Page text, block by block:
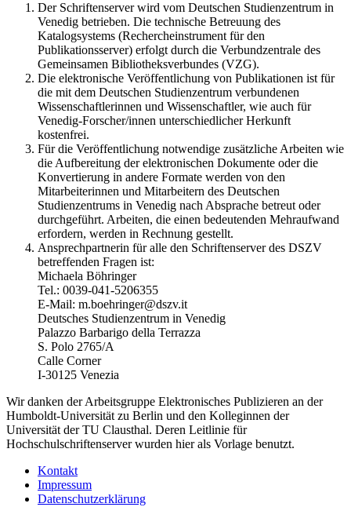
Der Schriftenserver wird vom Deutschen Studienzentrum in
Venedig betrieben. Die technische Betreuung des
Katalogsystems (Rechercheinstrument für den
Publikationsserver) erfolgt durch die Verbundzentrale des
Gemeinsamen Bibliotheksverbundes (VZG).
Die elektronische Veröffentlichung von Publikationen ist für
die mit dem Deutschen Studienzentrum verbundenen
Wissenschaftlerinnen und Wissenschaftler, wie auch für
Venedig-Forscher/innen unterschiedlicher Herkunft
kostenfrei.
Für die Veröffentlichung notwendige zusätzliche Arbeiten wie
die Aufbereitung der elektronischen Dokumente oder die
Konvertierung in andere Formate werden von den
Mitarbeiterinnen und Mitarbeitern des Deutschen
Studienzentrums in Venedig nach Absprache betreut oder
durchgeführt. Arbeiten, die einen bedeutenden Mehraufwand
erfordern, werden in Rechnung gestellt.
Ansprechpartnerin für alle den Schriftenserver des DSZV
betreffenden Fragen ist:
Michaela Böhringer
Tel.: 0039-041-5206355
E-Mail: m.boehringer@dszv.it
Deutsches Studienzentrum in Venedig
Palazzo Barbarigo della Terrazza
S. Polo 2765/A
Calle Corner
I-30125 Venezia
Wir danken der Arbeitsgruppe Elektronisches Publizieren an der
Humboldt-Universität zu Berlin und den Kolleginnen der
Universität der TU Clausthal. Deren Leitlinie für
Hochschulschriftenserver wurden hier als Vorlage benutzt.
Kontakt
Impressum
Datenschutzerklärung